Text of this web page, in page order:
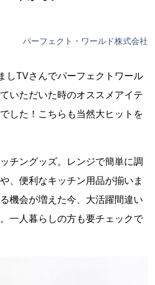
パーフェクト・ワールド株式会社
しTVさんでパーフェクトワール
いただいた時のオススメアイテ
した！こちらも当然大ヒットを
チングッズ。レンジで簡単に調
、便利なキッチン用品が揃いま
機会が増えた今、大活躍間違い
一人暮らしの方も要チェックで